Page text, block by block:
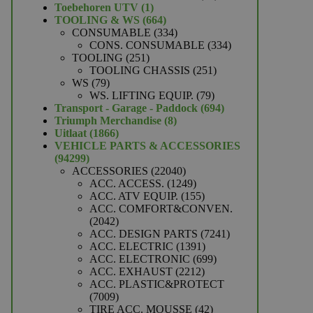
Toebehoren UTV 11
product
TOOLING & WS 664664
producten
CONSUMABLE 334334
producten
CONS. CONSUMABLE 334334
TOOLING 251251
producten
TOOLING CHASSIS 251251
WS 7979
producten
WS. LIFTING EQUIP. 7979
producten
Transport - Garage - Paddock 694694
Triumph Merchandise 88
Uitlaat 18661866
producten
VEHICLE PARTS & ACCESSORIES
9429994299
producten
ACCESSORIES 2204022040
producten
ACC. ACCESS. 12491249
producten
ACC. ATV EQUIP. 155155
producten
ACC. COMFORT&CONVEN.
20422042
producten
ACC. DESIGN PARTS 72417241
ACC. ELECTRIC 13911391
producten
ACC. ELECTRONIC 699699
ACC. EXHAUST 22122212
producten
ACC. PLASTIC&PROTECT
70097009
producten
TIRE ACC. MOUSSE 4242